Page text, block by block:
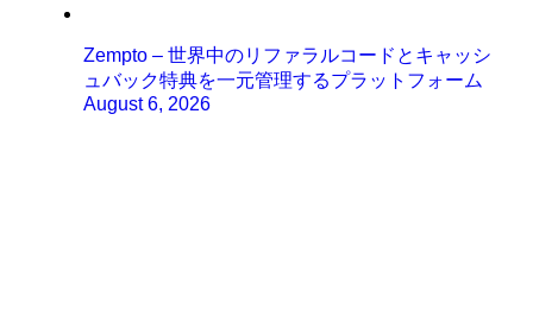
Zempto – 世界中のリファラルコードとキャッシ
ュバック特典を一元管理するプラットフォーム
August 6, 2026